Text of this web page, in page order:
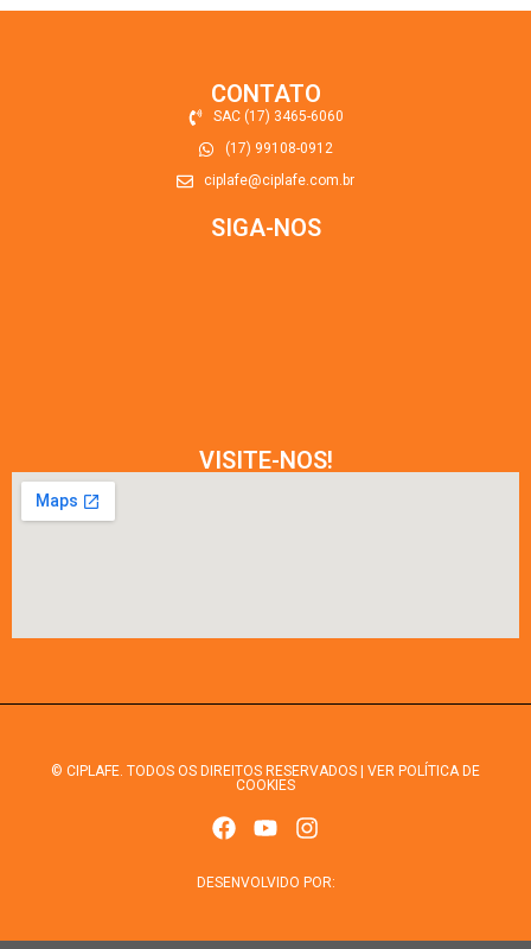
CONTATO
SAC (17) 3465-6060
(17) 99108-0912
ciplafe@ciplafe.com.br
SIGA-NOS
VISITE-NOS!
© CIPLAFE. TODOS OS DIREITOS RESERVADOS | VER POLÍTICA DE
COOKIES
DESENVOLVIDO POR: